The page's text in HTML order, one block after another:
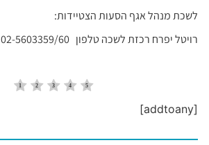
לשכת מנהל אגף הסעות הצטיידות:
רויטל יפרח רכזת לשכה טלפון 02-5603359/60 פקס 02-5602838
[addtoany]